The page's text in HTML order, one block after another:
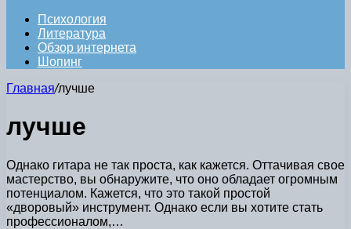
Психология
Литература
Обзор интернета
Шопинг
Главная/лучше
лучше
Однако гитара не так проста, как кажется. Оттачивая свое
мастерство, вы обнаружите, что оно обладает огромным
потенциалом. Кажется, что это такой простой
«дворовый» инструмент. Однако если вы хотите стать
профессионалом,…